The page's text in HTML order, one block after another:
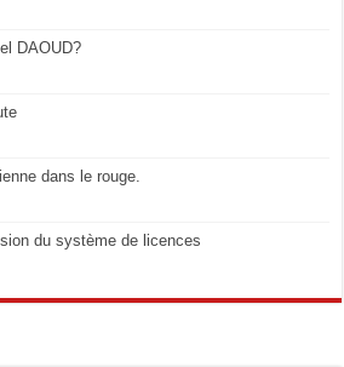
DAOUD?
dans le rouge.
du système de licences